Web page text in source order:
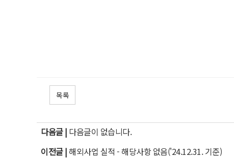
목록
다음글 | 다음글이 없습니다.
이전글 | 해외사업 실적 - 해당사항 없음('24.12.31. 기준)